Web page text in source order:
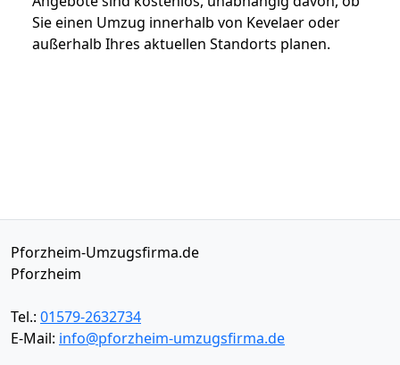
Sie einen Umzug innerhalb von Kevelaer oder
außerhalb Ihres aktuellen Standorts planen.
Pforzheim-Umzugsfirma.de
Pforzheim
Tel.: 01579-2632734
E-Mail: info@pforzheim-umzugsfirma.de